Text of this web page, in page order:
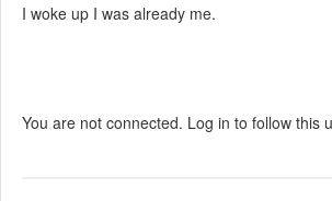
Bookmarks
I woke up I was already me.
You are not connected. Log in to follow this